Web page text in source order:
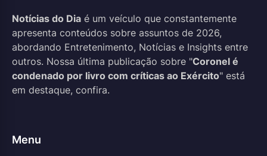
Notícias do Dia é um veículo que constantemente
apresenta conteúdos sobre assuntos de 2026,
abordando Entretenimento, Notícias e Insights entre
outros. Nossa última publicação sobre "Coronel é
condenado por livro com críticas ao Exército" está
em destaque, confira.
Menu